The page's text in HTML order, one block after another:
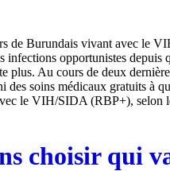
de Burundais vivant avec le
infections opportunistes depuis
plus. Au cours de deux
soins médicaux gratuits à
le VIH/SIDA (RBP+), selon
choisir qui